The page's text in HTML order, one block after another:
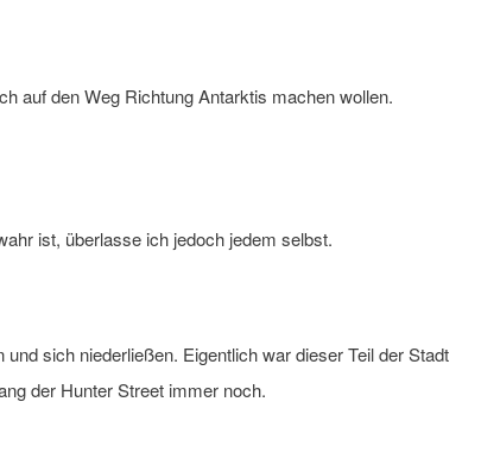
auf den Weg Richtung Antarktis machen wollen.
ist, überlasse ich jedoch jedem selbst.
sich niederließen. Eigentlich war dieser Teil der Stadt
der Hunter Street immer noch.